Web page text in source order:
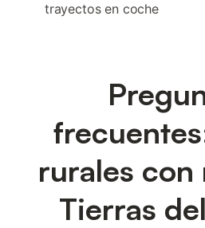
trayectos en coche
rurales con
Tierras